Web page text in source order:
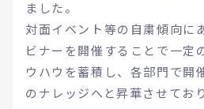
ました。
対面イベント等の自粛傾向に
ビナーを開催することで一定
ウハウを蓄積し、各部門で開
のナレッジへと昇華させてお